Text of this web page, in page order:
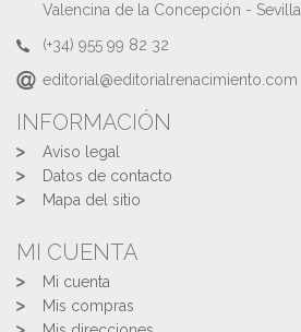
Valencina de la Concepción - Sevilla
(+34) 955 99 82 32
editorial@editorialrenacimiento.com
INFORMACIÓN
Aviso legal
Datos de contacto
Mapa del sitio
MI CUENTA
Mi cuenta
Mis compras